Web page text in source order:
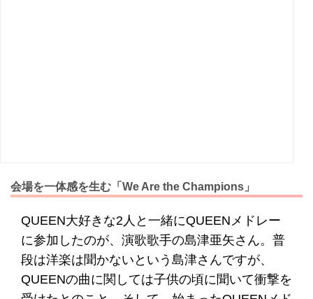
会場を一体感を生む「We Are the Champions」
QUEEN大好きな2人と一緒にQUEENメドレー
に参加したのが、演歌歌手の島津亜矢さん。普
段は洋楽は聞かないという島津さんですが、
QUEENの曲に関しては子供の頃に聞いて衝撃を